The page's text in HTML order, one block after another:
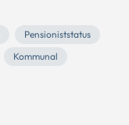
Pensioniststatus
Kommunal